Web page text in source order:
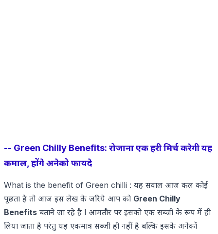
-- Green Chilly Benefits: रोजाना एक हरी मिर्च करेगी यह
कमाल, होंगे अनेको फायदे
What is the benefit of Green chilli : यह सवाल आज कल कोई
पूछता है तो आज इस लेख के जरिये आप को Green Chilly
Benefits बताने जा रहे है l आमतौर पर इसको एक सब्जी के रूप में ही
लिया जाता है परंतु यह एकमात्र सब्जी ही नहीं है बल्कि इसके अनेकों